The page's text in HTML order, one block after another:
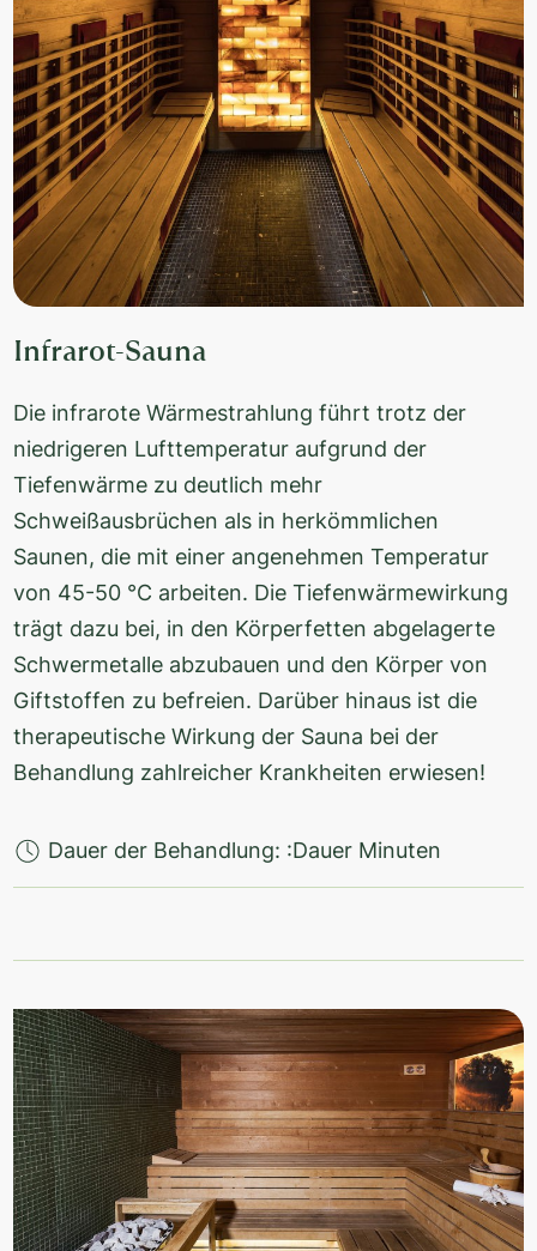
Infrarot-Sauna
Die infrarote Wärmestrahlung führt trotz der
niedrigeren Lufttemperatur aufgrund der
Tiefenwärme zu deutlich mehr
Schweißausbrüchen als in herkömmlichen
Saunen, die mit einer angenehmen Temperatur
von 45-50 °C arbeiten. Die Tiefenwärmewirkung
trägt dazu bei, in den Körperfetten abgelagerte
Schwermetalle abzubauen und den Körper von
Giftstoffen zu befreien. Darüber hinaus ist die
therapeutische Wirkung der Sauna bei der
Behandlung zahlreicher Krankheiten erwiesen!
Dauer der Behandlung: :Dauer Minuten